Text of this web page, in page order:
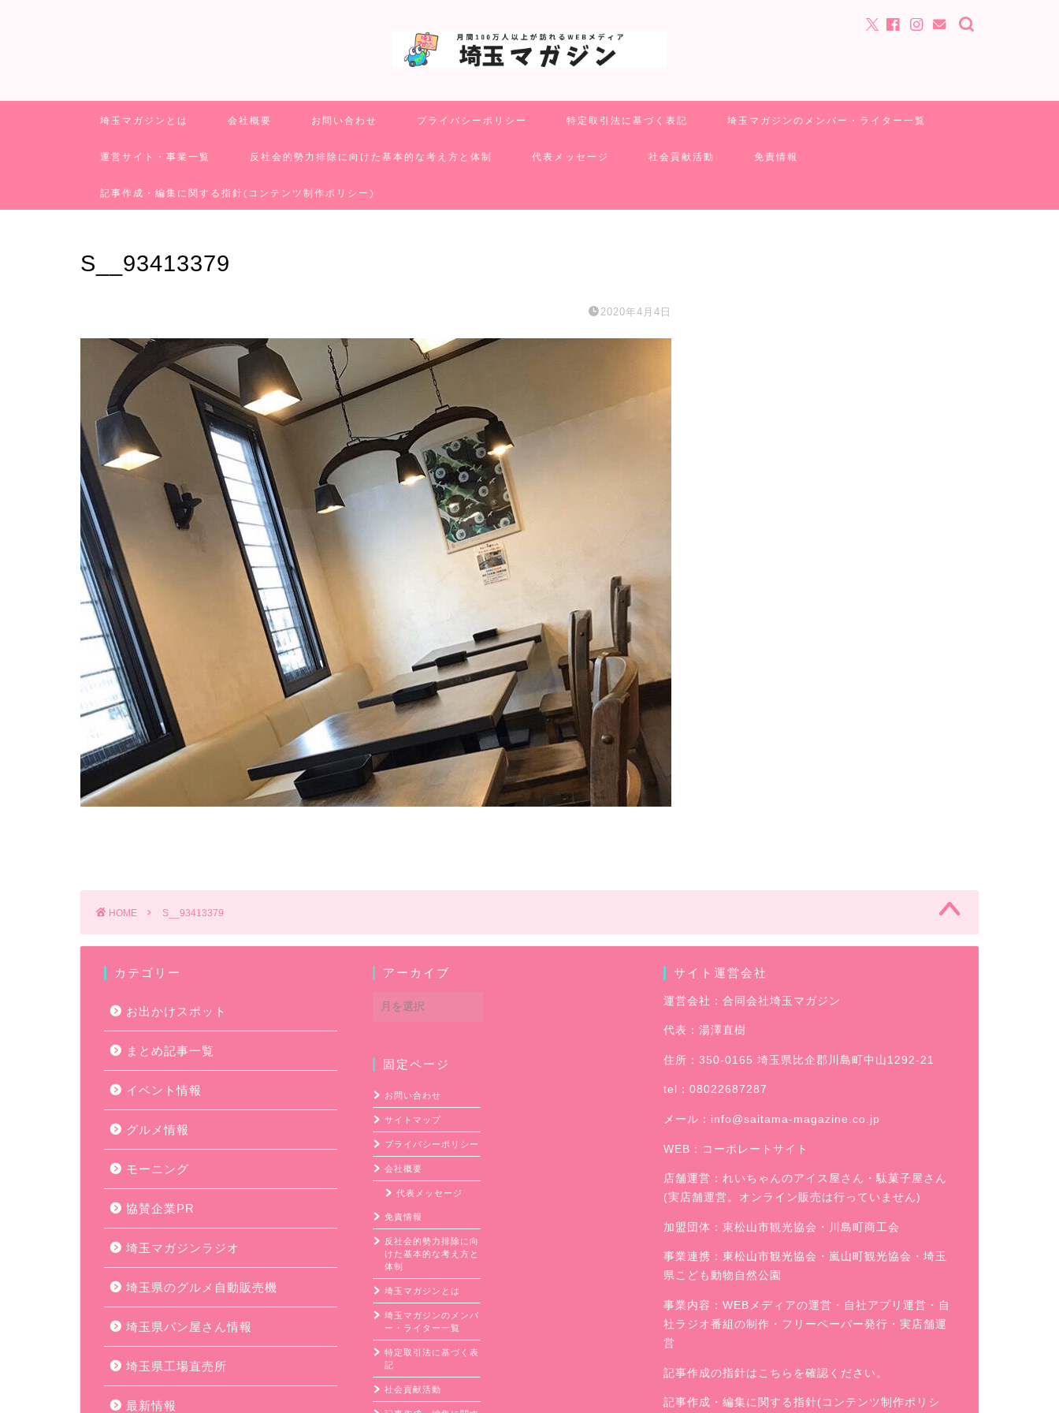
埼玉マガジンとは 会社概要 お問い合わせ プライバシーポリシー 特定取引法に基づく表記 埼玉マガジンのメンバー・ライター一覧
運営サイト・事業一覧 反社会的勢力排除に向けた基本的な考え方と体制 代表メッセージ 社会貢献活動 免責情報
記事作成・編集に関する指針(コンテンツ制作ポリシー)
S__93413379
2020年4月4日
HOME S__93413379
カテゴリー
お出かけスポット
まとめ記事一覧
イベント情報
グルメ情報
モーニング
協賛企業PR
埼玉マガジンラジオ
埼玉県のグルメ自動販売機
埼玉県パン屋さん情報
埼玉県工場直売所
最新情報
アーカイブ
ア
ー
固定ページ
お問い合わせ
サイトマップ
プライバシーポリシー
会社概要
代表メッセージ
免責情報
反社会的勢力排除に向
けた基本的な考え方と
体制
埼玉マガジンとは
埼玉マガジンのメンバ
ー・ライター一覧
特定取引法に基づく表
記
社会貢献活動
サイト運営会社
運営会社：合同会社埼玉マガジン
代表：湯澤直樹
住所：350-0165 埼玉県比企郡川島町中山1292-21
tel：08022687287
メール： info@saitama-magazine.co.jp
WEB： コーポレートサイト
店舗運営：れいちゃんのアイス屋さん ・駄菓子屋さん
(実店舗運営。オンライン販売は行っていません)
加盟団体：東松山市観光協会・川島町商工会
事業連携：東松山市観光協会・嵐山町観光協会・埼玉
県こども動物自然公園
事業内容：WEBメディアの運営・自社アプリ運営・自
社ラジオ番組の制作・フリーペーパー発行・実店舗運
営
記事作成の指針はこちらを確認ください。
記事作成・編集に関する指針(コンテンツ制作ポリシ